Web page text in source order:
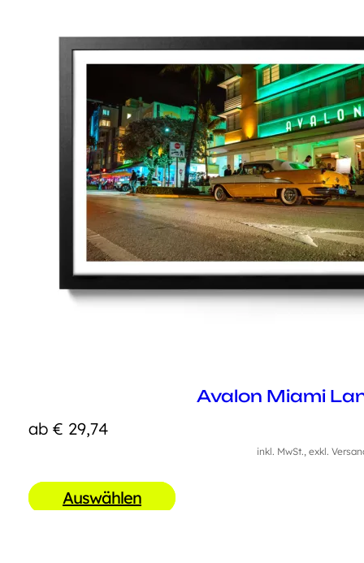
Avalon Miami
ab € 29,74
inkl. MwSt., exkl.
Auswählen